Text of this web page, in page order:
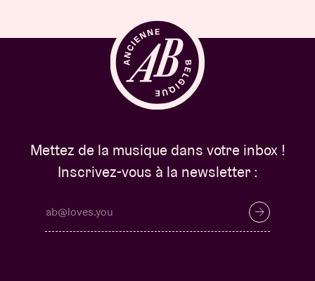
Mettez de la musique dans votre inbox !
Inscrivez-vous à la newsletter :